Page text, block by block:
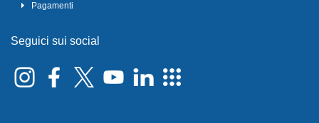
Pagamenti
Seguici sui social